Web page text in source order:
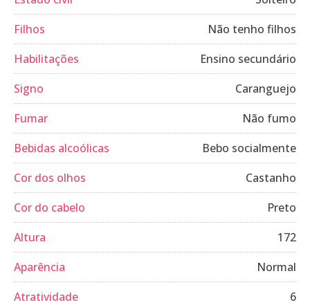
Filhos
Não tenho filhos
Habilitações
Ensino secundário
Signo
Caranguejo
Fumar
Não fumo
Bebidas alcoólicas
Bebo socialmente
Cor dos olhos
Castanho
Cor do cabelo
Preto
Altura
172
Aparência
Normal
Atratividade
6